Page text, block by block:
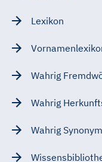
Lexikon
Wahrig
Wahrig
Wahrig